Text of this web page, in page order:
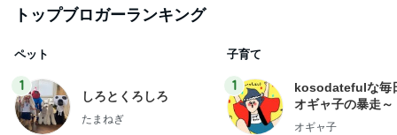
トップブロガーランキング
ペット
1
しろとくろしろ
たまねぎ
子育て
1
kosodatefulな毎
オギャ子の暴走～
オギャ子